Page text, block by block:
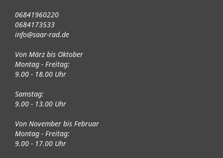
06841960220
0684173533
info@saar-rad.de
Von März bis Oktober
Montag - Freitag:
9.00 - 18.00 Uhr
Samstag:
9.00 - 13.00 Uhr
Von November bis Februar
Montag - Freitag:
9.00 - 17.00 Uhr